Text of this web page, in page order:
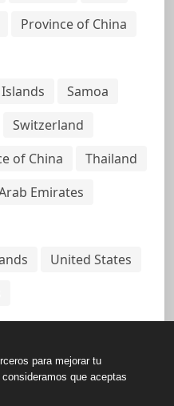
Province of China
Samoa
Switzerland
of China
Thailand
Emirates
United States
para mejorar tu
que aceptas